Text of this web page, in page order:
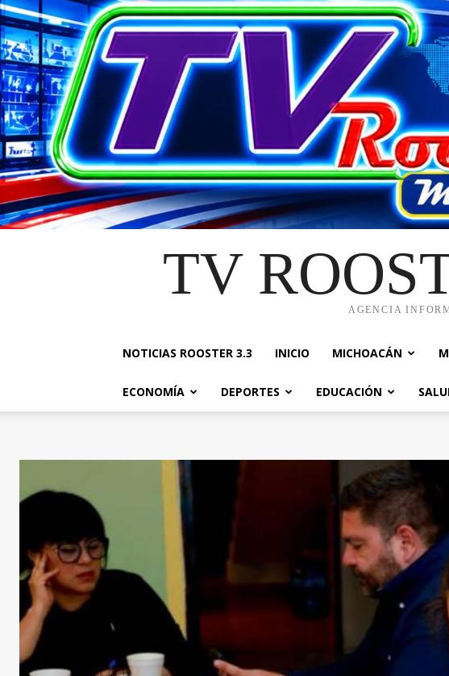
TV
AGENCIA
NOTICIAS ROOSTER 3.3 INICIO MICHOACÁN
ECONOMÍA DEPORTES EDUCACIÓN